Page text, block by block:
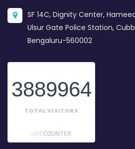
SF 14C, Dignity Center,
Ulsur Gate Police Station,
Bengaluru-560002
3889964
TOTAL VISITORS